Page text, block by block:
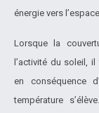
énergie vers
Lorsque la
l’activité du soleil,
en conséquence
température